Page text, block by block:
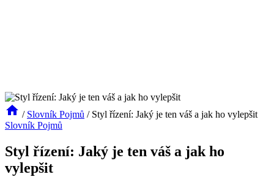
/ Slovník Pojmů / Styl řízení: Jaký je ten váš a jak ho vylepšit
Slovník Pojmů
Styl řízení: Jaký je ten váš a jak ho
vylepšit